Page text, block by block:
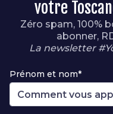
votre
Zéro spam, 100%
abonner,
La newsletter
Prénom et nom*